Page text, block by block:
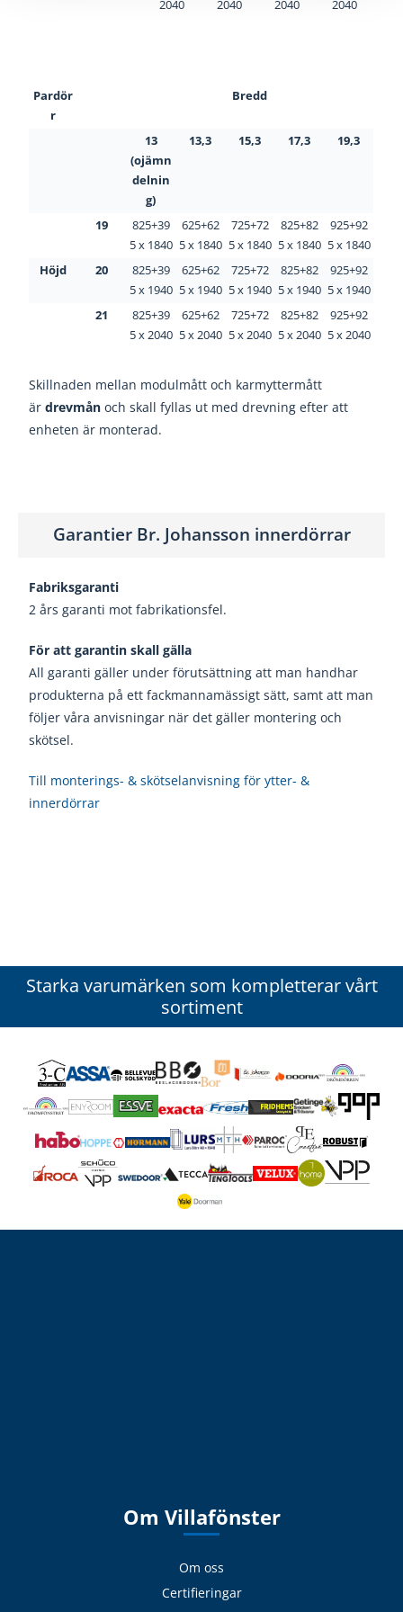
2040
2040
2040
2040
Pardör
r
Bredd
13
(ojämn
delnin
g)
13,3 15,3 17,3 19,3
19
825+39
5 x 1840
625+62
5 x 1840
725+72
5 x 1840
825+82
5 x 1840
925+92
5 x 1840
Höjd
20
825+39
5 x 1940
625+62
5 x 1940
725+72
5 x 1940
825+82
5 x 1940
925+92
5 x 1940
21
825+39
5 x 2040
625+62
5 x 2040
725+72
5 x 2040
825+82
5 x 2040
925+92
5 x 2040
Skillnaden mellan modulmått och karmyttermått
ärdrevmån och skall fyllas ut med drevning efter att
enheten är monterad.
Garantier Br. Johansson innerdörrar
Fabriksgaranti
2 års garanti mot fabrikationsfel.
För att garantin skall gälla
All garanti gäller under förutsättning att man handhar
produkterna på ett fackmannamässigt sätt, samt att man
följer våra anvisningar när det gäller montering och
skötsel.
Till monterings- & skötselanvisning för ytter- &
innerdörrar
Starka varumärken som kompletterar vårt
sortiment
Om Villafönster
Om oss
Certifieringar